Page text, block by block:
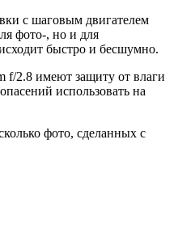
с шаговым двигателем
фото-, но и для
быстро и бесшумно.
f/2.8 имеют защиту от влаги
использовать на
фото, сделанных с